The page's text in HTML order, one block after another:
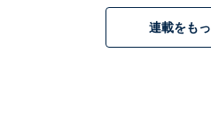
事象のなりゆきについて心配
連載をも